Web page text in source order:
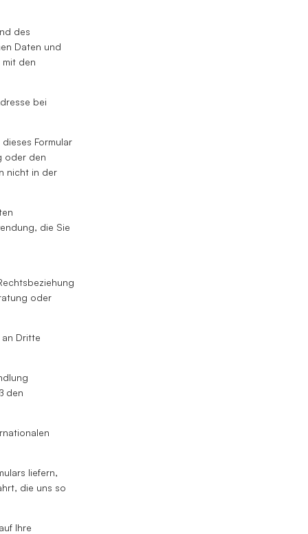
des
Daten und
den
bei
Formular
oder den
nicht in der
die Sie
oder
Dritte
den
liefern,
die uns so
Ihre